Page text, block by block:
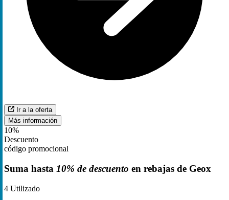
Ir a la oferta
Más información
10%
Descuento
código promocional
Suma hasta 10% de descuento en rebajas de Geox
4 Utilizado